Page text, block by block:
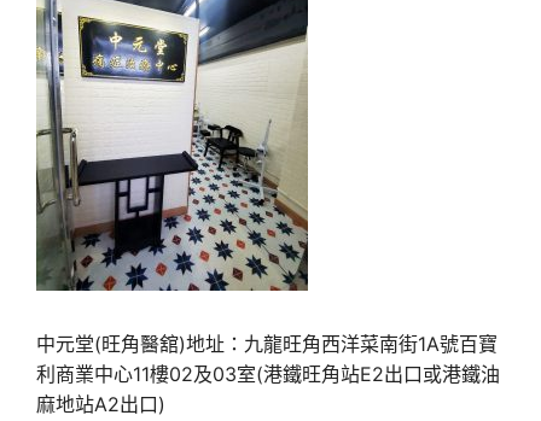
中元堂(旺角醫舘)地址：九龍旺角西洋菜南街1A號百寶
利商業中心11樓02及03室(港鐵旺角站E2出口或港鐵油
麻地站A2出口)